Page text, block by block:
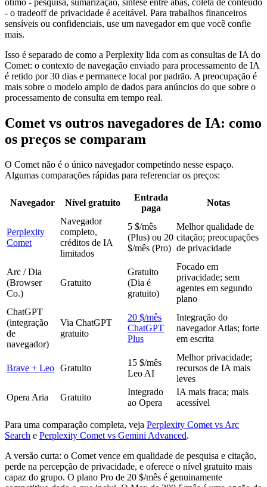
ótimo - pesquisa, sumarização, síntese entre abas, coleta de conteúdo
- o tradeoff de privacidade é aceitável. Para trabalhos financeiros
sensíveis ou confidenciais, use um navegador em que você confie
mais.
Isso é separado de como a Perplexity lida com as consultas de IA do
Comet: o contexto de navegação enviado para processamento de IA
é retido por 30 dias e permanece local por padrão. A preocupação é
mais sobre o modelo amplo de dados para anúncios do que sobre o
processamento de consulta em tempo real.
Comet vs outros navegadores de IA: como
os preços se comparam
O Comet não é o único navegador competindo nesse espaço.
Algumas comparações rápidas para referenciar os preços:
Navegador Nível gratuito
Entrada
paga
Notas
Perplexity
Comet
Navegador
completo,
créditos de IA
limitados
5 $/mês
(Plus) ou 20
$/mês (Pro)
Melhor qualidade de
citação; preocupações
de privacidade
Arc / Dia
(Browser
Co.)
Gratuito
Gratuito
(Dia é
gratuito)
Focado em
privacidade; sem
agentes em segundo
plano
ChatGPT
(integração
de
navegador)
Via ChatGPT
gratuito
20 $/mês
ChatGPT
Plus
Integração do
navegador Atlas; forte
em escrita
Brave + Leo Gratuito
15 $/mês
Leo AI
Melhor privacidade;
recursos de IA mais
leves
Opera Aria
Gratuito
Integrado
ao Opera
IA mais fraca; mais
acessível
Para uma comparação completa, veja Perplexity Comet vs Arc
Search e Perplexity Comet vs Gemini Advanced.
A versão curta: o Comet vence em qualidade de pesquisa e citação,
perde na percepção de privacidade, e oferece o nível gratuito mais
capaz do grupo. O plano Pro de 20 $/mês é genuinamente